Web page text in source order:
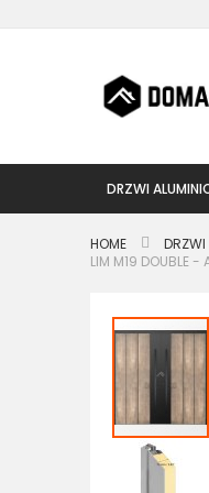
do
DRZWI
HOME DRZWI
LIM M19 DOUBLE -
Przejdź
na
koniec
galerii